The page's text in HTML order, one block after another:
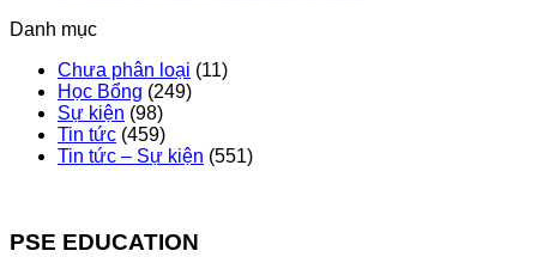
Danh mục
Chưa phân loại (11)
Học Bổng (249)
Sự kiện (98)
Tin tức (459)
Tin tức – Sự kiện (551)
PSE EDUCATION